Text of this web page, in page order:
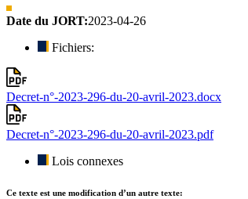
Date du JORT:2023-04-26
Fichiers:
Decret-n°-2023-296-du-20-avril-2023.docx
Decret-n°-2023-296-du-20-avril-2023.pdf
Lois connexes
Ce texte est une modification d’un autre texte: